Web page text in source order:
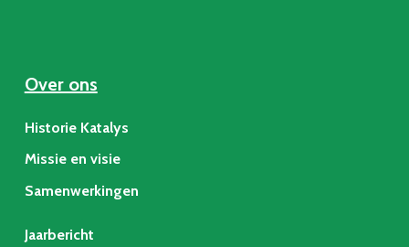
Over ons
Historie Katalys
Missie en visie
Samenwerkingen
Jaarbericht